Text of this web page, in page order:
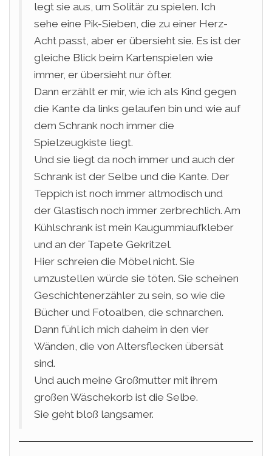
legt sie aus, um Solitär zu spielen. Ich
sehe eine Pik-Sieben, die zu einer Herz-
Acht passt, aber er übersieht sie. Es ist der
gleiche Blick beim Kartenspielen wie
immer, er übersieht nur öfter.
Dann erzählt er mir, wie ich als Kind gegen
die Kante da links gelaufen bin und wie auf
dem Schrank noch immer die
Spielzeugkiste liegt.
Und sie liegt da noch immer und auch der
Schrank ist der Selbe und die Kante. Der
Teppich ist noch immer altmodisch und
der Glastisch noch immer zerbrechlich. Am
Kühlschrank ist mein Kaugummiaufkleber
und an der Tapete Gekritzel.
Hier schreien die Möbel nicht. Sie
umzustellen würde sie töten. Sie scheinen
Geschichtenerzähler zu sein, so wie die
Bücher und Fotoalben, die schnarchen.
Dann fühl ich mich daheim in den vier
Wänden, die von Altersflecken übersät
sind.
Und auch meine Großmutter mit ihrem
großen Wäschekorb ist die Selbe.
Sie geht bloß langsamer.